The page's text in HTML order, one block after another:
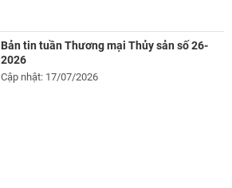
Bản tin tuần Thương mại Thủy sản số 26-
2026
Cập nhật: 17/07/2026